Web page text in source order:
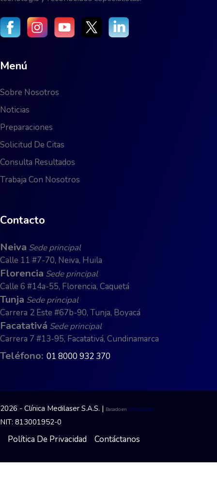
Menú
Sobre Nosotros
Noticias
Preparaciones
Solicitud De Citas
Consulta Resultados
Trabaja Con Nosotros
Contacto
Neiva Sede principal
Calle 11 #7-70, Neiva, Huila
Florencia Sede principal
Calle 6 #14a-55, Florencia, Caquetá
Tunja Sede principal
Carrera 2 Este #67b-90, Tunja, Boyacá
Facatativá Sede principal
Carrera 7 #13-95, Facatativá, Cundinamarca
Teléfono: 01 8000 932 370
2026 - Clínica Medilaser S.A.S. | Basado en W3Layouts
NIT: 813001952-0
Política De Privacidad Contáctanos